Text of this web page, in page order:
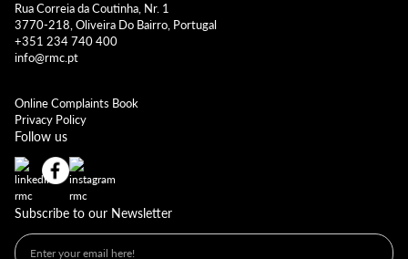
Rua Correia da Coutinha, Nr. 1
3770-218, Oliveira Do Bairro, Portugal
+351 234 740 400
info@rmc.pt
Online Complaints Book
Privacy Policy
Follow us
Subscribe to our Newsletter